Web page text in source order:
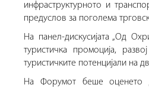
инфраструктурното и
предуслов за поголема
На панел-дискусијата „Од
туристичка промоција,
туристичките потенцијали на
На Форумот беше оценето